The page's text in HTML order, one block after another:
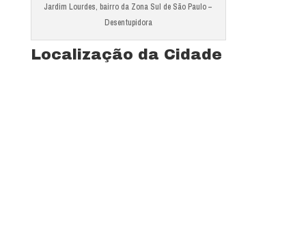
Jardim Lourdes, bairro da Zona Sul de São Paulo –
Desentupidora
Localização da Cidade